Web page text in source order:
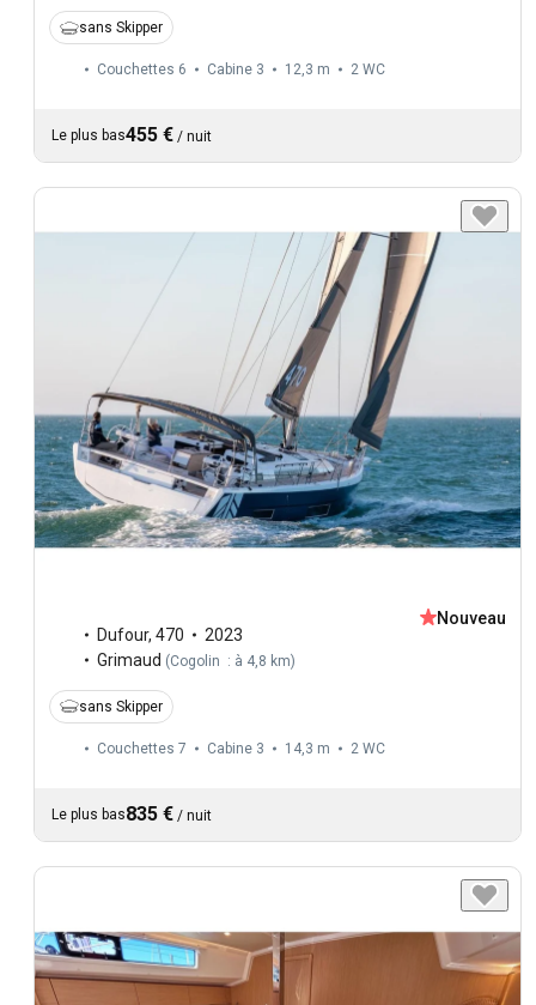
sans Skipper
Couchettes 6 Cabine 3 12,3 m 2 WC
Le plus bas455 € / nuit
Dufour, 470
2023
Grimaud (Cogolin : à 4,8 km)
Nouveau
sans Skipper
Couchettes 7 Cabine 3 14,3 m 2 WC
Le plus bas835 € / nuit